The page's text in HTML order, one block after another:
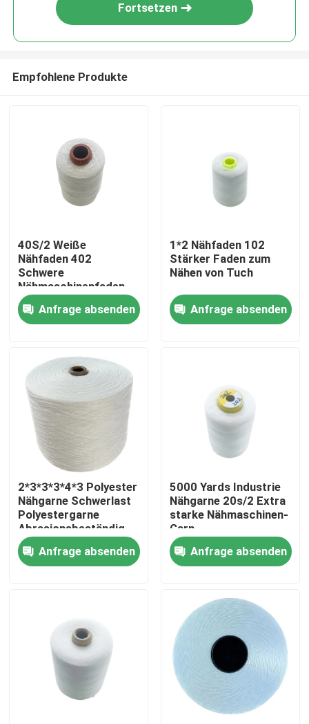
Zu Hause
Produkte
Videos
Über uns
Werksbesichtigung
Qualitätskontrolle
Bitte um ein Angebot
Hoher Hartnäckigkeits-Polyester-Faden
Gewebe aus Polyesterfilament mit hoher Festigkeit
Fortsetzen
Empfohlene Produkte
40S/2 Weiße
Nähfaden 402
Schwere
Nähmaschinenfaden
Anfrage absenden
1*2 Nähfaden 102
Stärker Faden zum
Nähen von Tuch
Anfrage absenden
2*3*3*3*4*3 Polyester
Nähgarne Schwerlast
Polyestergarne
Abrasionsbeständig
Anfrage absenden
5000 Yards Industrie
Nähgarne 20s/2 Extra
starke Nähmaschinen-
Garn
Anfrage absenden